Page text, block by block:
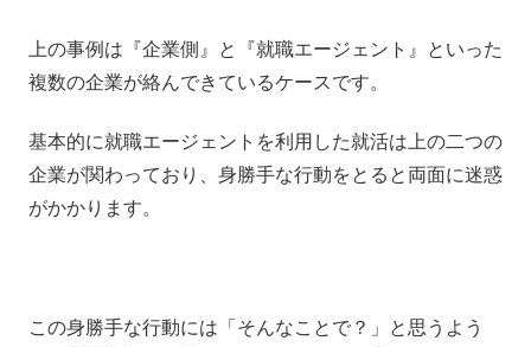
上の事例は『企業側』と『就職エージェント』といった
複数の企業が絡んできているケースです。
基本的に就職エージェントを利用した就活は上の二つの
企業が関わっており、身勝手な行動をとると両面に迷惑
がかかります。
この身勝手な行動には「そんなことで？」と思うよう